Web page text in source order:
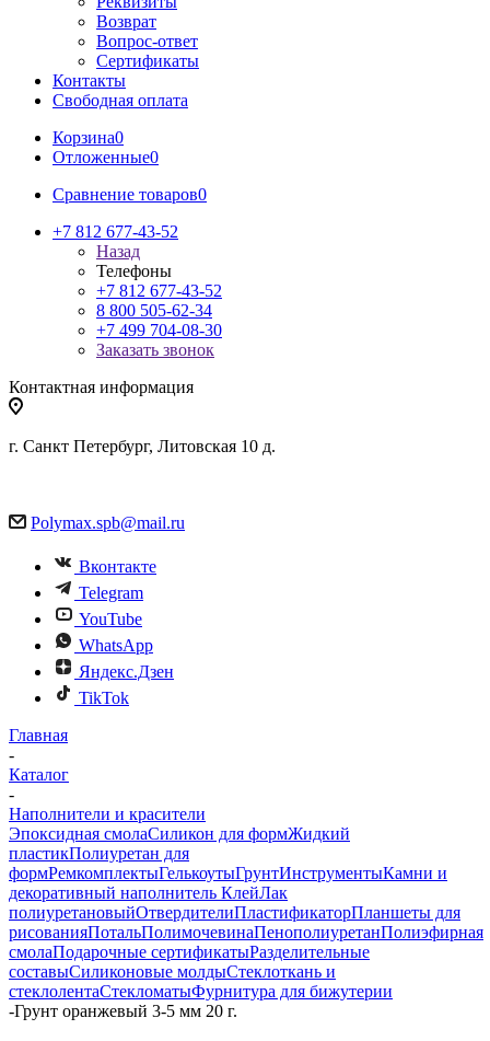
Возврат
Вопрос-ответ
Сертификаты
Контакты
Свободная оплата
Корзина0
Отложенные0
Сравнение товаров0
+7 812 677-43-52
Назад
Телефоны
+7 812 677-43-52
8 800 505-62-34
+7 499 704-08-30
Заказать звонок
Контактная информация
г. Санкт Петербург, Литовская 10 д.
Polymax.spb@mail.ru
Вконтакте
Telegram
YouTube
WhatsApp
Яндекс.Дзен
TikTok
Главная
-
Каталог
-
Наполнители и красители
Эпоксидная смолаСиликон для формЖидкий
пластикПолиуретан для
формРемкомплектыГелькоутыГрунтИнструментыКамни и
декоративный наполнитель КлейЛак
полиуретановыйОтвердителиПластификаторПланшеты для
рисованияПотальПолимочевинаПенополиуретанПолиэфирная
смолаПодарочные сертификатыРазделительные
составыСиликоновые молдыСтеклоткань и
стеклолентаСтекломатыФурнитура для бижутерии
-Грунт оранжевый 3-5 мм 20 г.